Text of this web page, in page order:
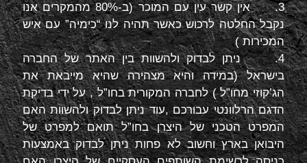
3. אין קשר עין עם המוכר (ב-80% מהמקרים אנו
נקבל החלטה לרכוש כאשר תהיה לנו “כימיה” עם איש
המכירות )
4. ניתן לבדוק ולהשוות בין האתר של החברה
בישראל (במידה והיא מצהירה שהיא מייבאת את
הג’קוזי מחו”ל ) לחברה המקורית בחו”ל , על ידי בדיקת
הדגם הרלוונטי עבורכם ,עוד ניתן לבדוק ולהשוות האם
המפרט הטכני של היצרן בחו”ל תואם למפרט של
היבואן בארץ וחשוב לא פחות ניתן לבדוק באמצעות